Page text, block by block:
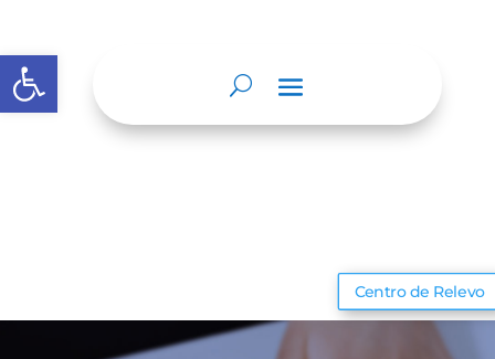
Abrir barra de herramientas
Centro de Relevo